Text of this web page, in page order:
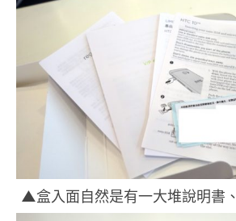
▲盒入面自然是有一大堆說明書